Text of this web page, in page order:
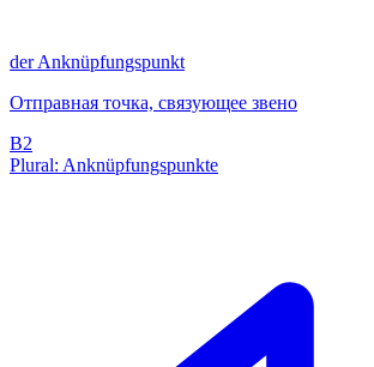
derAnknüpfungspunkt
Отправная точка, связующее звено
B2
Plural: Anknüpfungspunkte